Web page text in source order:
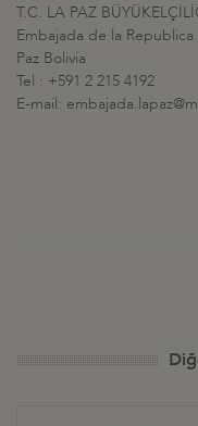
T.C. LA PAZ
Embajada de la
Paz Bolivia
Tel : +591 2 215 4192
E-mail: